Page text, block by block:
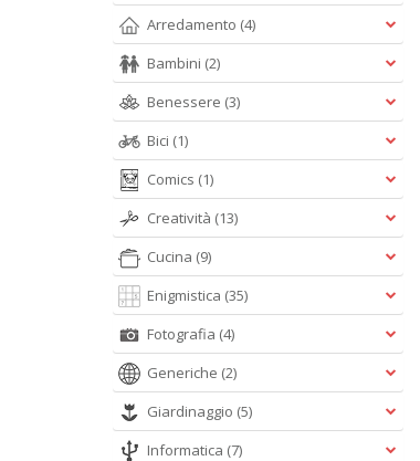
Arredamento (4)
Bambini (2)
Benessere (3)
Bici (1)
Comics (1)
Creatività (13)
Cucina (9)
Enigmistica (35)
Fotografia (4)
Generiche (2)
Giardinaggio (5)
Informatica (7)